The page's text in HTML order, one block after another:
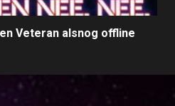
Veteran alsnog offline